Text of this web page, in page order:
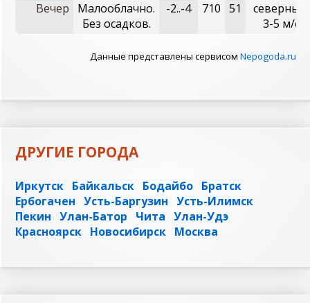
Вечер
Малооблачно.
Без осадков.
-2..-4 710 51
северный,
3-5 м/с
Данные представлены сервисом Nepogoda.ru
ДРУГИЕ ГОРОДА
Иркутск Байкальск Бодайбо Братск
Ербогачен Усть-Баргузин Усть-Илимск
Пекин Улан-Батор Чита Улан-Удэ
Красноярск Новосибирск Москва